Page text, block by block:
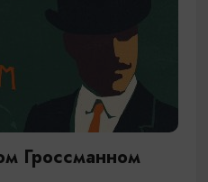
Гроссманном